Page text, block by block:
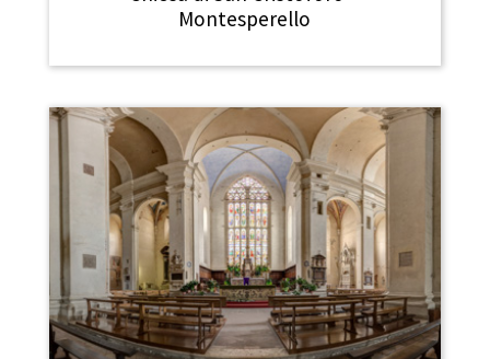
Montesperello